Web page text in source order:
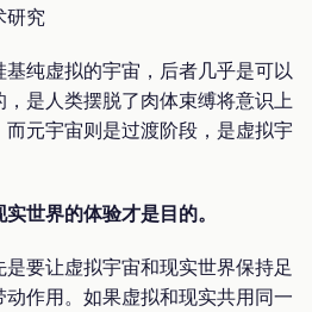
研究
纯虚拟的宇宙，后者几乎是可以
是人类摆脱了肉体束缚将意识上
元宇宙则是过渡阶段，是虚拟宇
世界的体验才是目的。
要让虚拟宇宙和现实世界保持足
作用。如果虚拟和现实共用同一